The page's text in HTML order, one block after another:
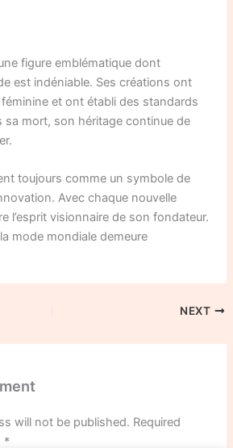
figure emblématique dont
est indéniable. Ses créations ont
et ont établi des standards
sa mort, son héritage continue de
toujours comme un symbole de
Avec chaque nouvelle
l’esprit visionnaire de son fondateur.
mode mondiale demeure
NEXT
will not be published. Required
*